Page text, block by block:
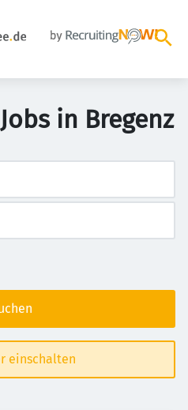
in Bregenz
einschalten